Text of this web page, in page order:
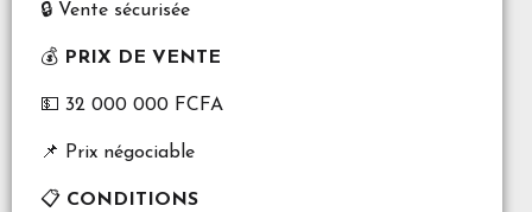
🔒 Vente sécurisée
💰 PRIX DE VENTE
💵 32 000 000 FCFA
📌 Prix négociable
📋 CONDITIONS